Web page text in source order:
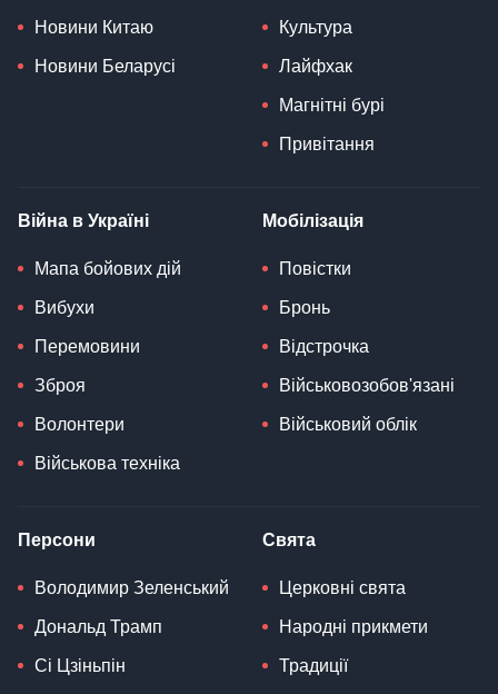
Новини Китаю
Новини Беларусі
Культура
Лайфхак
Магнітні бурі
Привітання
Війна в Україні
Мапа бойових дій
Вибухи
Перемовини
Зброя
Волонтери
Військова техніка
Мобілізація
Повістки
Бронь
Відстрочка
Військовозобов'язані
Військовий облік
Персони
Володимир Зеленський
Дональд Трамп
Сі Цзіньпін
Свята
Церковні свята
Народні прикмети
Традиції